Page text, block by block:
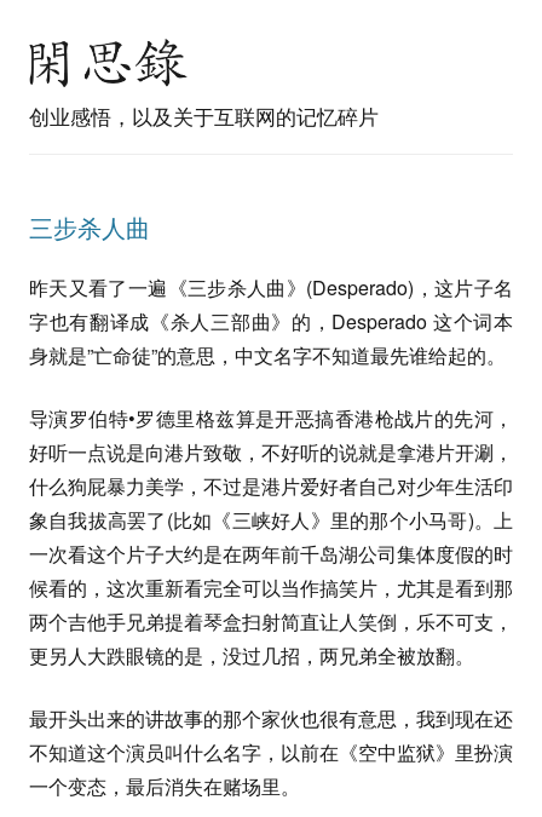
创业感悟，以及关于互联网的记忆碎片
三步杀人曲
昨天又看了一遍《三步杀人曲》(Desperado)，这片子名
字也有翻译成《杀人三部曲》的，Desperado 这个词本
身就是”亡命徒”的意思，中文名字不知道最先谁给起的。
导演罗伯特•罗德里格兹算是开恶搞香港枪战片的先河，
好听一点说是向港片致敬，不好听的说就是拿港片开涮，
什么狗屁暴力美学，不过是港片爱好者自己对少年生活印
象自我拔高罢了(比如《三峡好人》里的那个小马哥)。上
一次看这个片子大约是在两年前千岛湖公司集体度假的时
候看的，这次重新看完全可以当作搞笑片，尤其是看到那
两个吉他手兄弟提着琴盒扫射简直让人笑倒，乐不可支，
更另人大跌眼镜的是，没过几招，两兄弟全被放翻。
最开头出来的讲故事的那个家伙也很有意思，我到现在还
不知道这个演员叫什么名字，以前在《空中监狱》里扮演
一个变态，最后消失在赌场里。